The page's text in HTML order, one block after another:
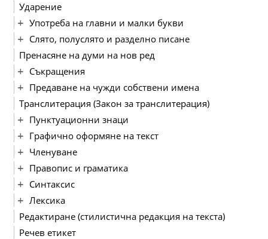
Ударение
Употреба на главни и малки букви
Слято, полуслято и разделно писане
Пренасяне на думи на нов ред
Съкращения
Предаване на чужди собствени имена
Транслитерация (Закон за транслитерация)
Пунктуационни знаци
Графично оформяне на текст
Членуване
Правопис и граматика
Синтаксис
Лексика
Редактиране (стилистична редакция на текста)
Речев етикет